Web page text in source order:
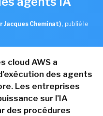
Jacques Cheminat) , publié le
cloud AWS a
des agents
Les entreprises
sur l'IA
des procédures